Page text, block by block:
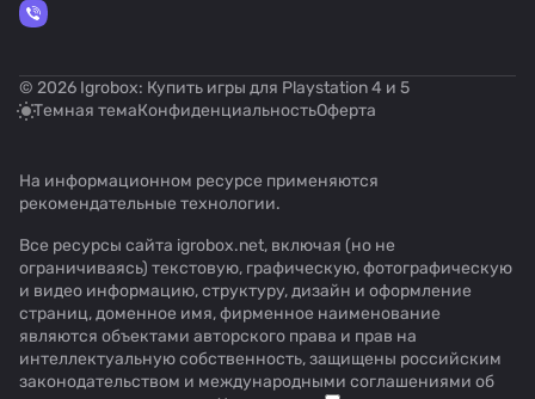
© 2026 Igrobox: Купить игры для Playstation 4 и 5
Темная темаКонфиденциальностьОферта
На информационном ресурсе применяются
рекомендательные технологии.
Все ресурсы сайта igrobox.net, включая (но не
ограничиваясь) текстовую, графическую, фотографическую
и видео информацию, структуру, дизайн и оформление
страниц, доменное имя, фирменное наименование
являются объектами авторского права и прав на
интеллектуальную собственность, защищены российским
законодательством и международными соглашениями об